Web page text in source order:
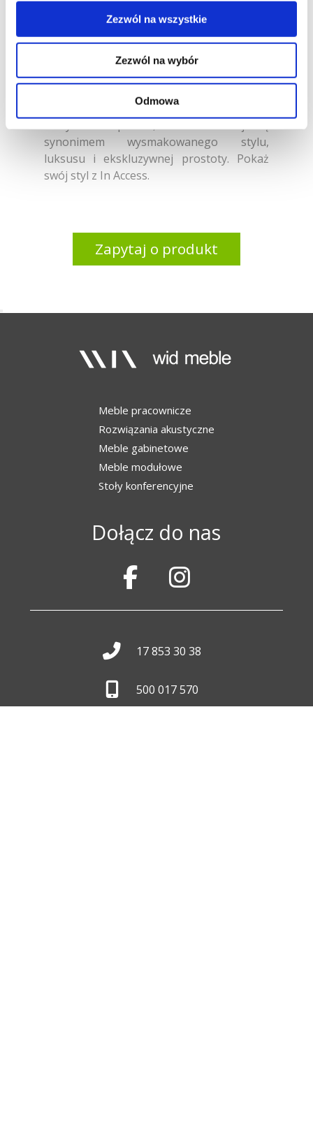
Zezwól na wszystkie
Zezwól na wybór
Odmowa
Wysmakowany styl
Na uwagę zasługuje wykonanie fotela -
doskonałe szycie i dobór materiałów oraz
o jego charakterystycznej formie.
synonimem wysmakowanego stylu,
luksusu i ekskluzywnej prostoty. Pokaż
swój styl z In Access.
Zapytaj o produkt
Meble pracownicze
Rozwiązania akustyczne
Meble gabinetowe
Meble modułowe
Stoły konferencyjne
Dołącz do nas
17 853 30 38
500 017 570